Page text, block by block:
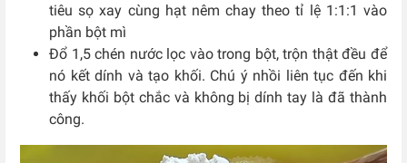
tiêu sọ xay cùng hạt nêm chay theo tỉ lệ 1:1:1 vào
phần bột mì
Đổ 1,5 chén nước lọc vào trong bột, trộn thật đều để
nó kết dính và tạo khối. Chú ý nhồi liên tục đến khi
thấy khối bột chắc và không bị dính tay là đã thành
công.